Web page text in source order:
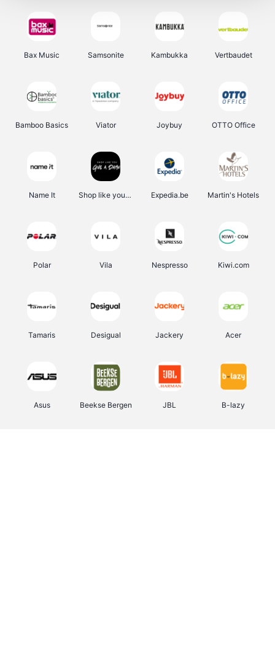
Bax Music Samsonite Kambukka Vertbaudet
Bamboo Basics Viator Joybuy OTTO Office
Name It Shop like you Give A Damn Expedia.be Martin's Hotels
Polar Vila Nespresso Kiwi.com
Tamaris Desigual Jackery Acer
Asus Beekse Bergen JBL B-lazy